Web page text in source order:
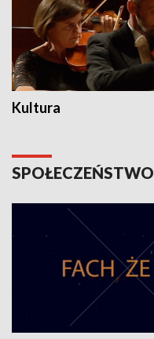
Kultura
SPOŁECZEŃSTWO